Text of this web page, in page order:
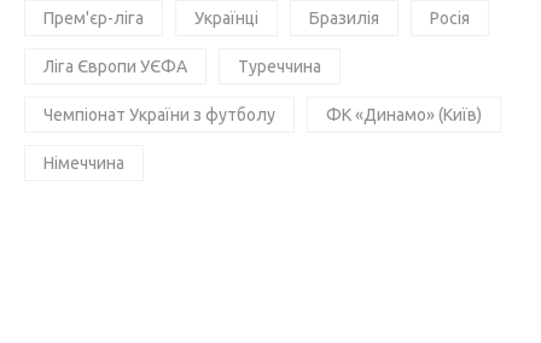
Прем'єр-ліга Українці Бразилія Росія
Ліга Європи УЄФА Туреччина
Чемпіонат України з футболу ФК «Динамо» (Київ)
Німеччина